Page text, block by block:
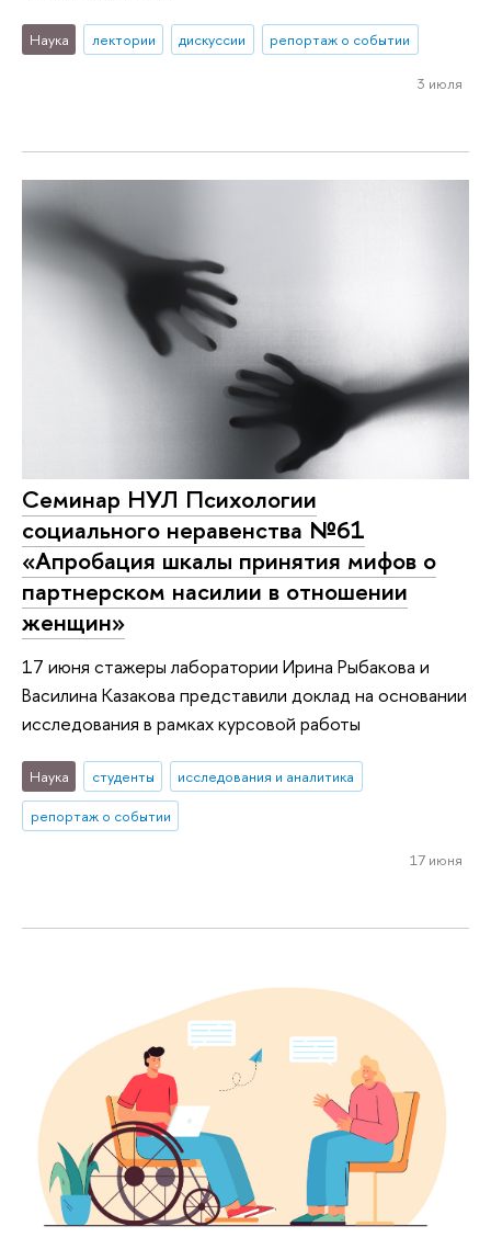
Наука лектории дискуссии репортаж о событии
3 июля
Семинар НУЛ Психологии
социального неравенства №61
«Апробация шкалы принятия мифов о
партнерском насилии в отношении
женщин»
17 июня стажеры лаборатории Ирина Рыбакова и
Василина Казакова представили доклад на основании
исследования в рамках курсовой работы
Наука студенты
исследования и аналитика
репортаж о событии
17 июня